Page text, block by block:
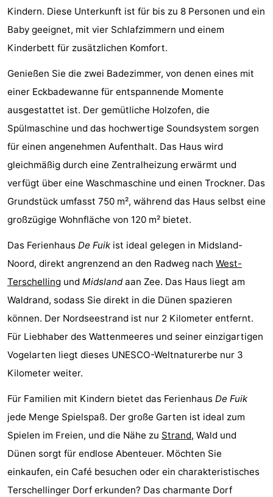
West
Résidence
Terschelling
-
Strandappartementen
West
Terschelling
-
Tjermelân
Campingplätze
Ferienhäuser
-
De
Riesen
-
Elements
-
Schuttersbos
-
Zimmer
Frühstück)
Lastminutes
Strand
&
tun
-
Museen
-
Kirchen
-
Kindern. Diese Unterkunft ist für bis zu 8 Personen und ein
Baby geeignet, mit vier Schlafzimmern und einem
Kinderbett für zusätzlichen Komfort.
Genießen Sie die zwei Badezimmer, von denen eines mit
einer Eckbadewanne für entspannende Momente
ausgestattet ist. Der gemütliche Holzofen, die
Spülmaschine und das hochwertige Soundsystem sorgen
für einen angenehmen Aufenthalt. Das Haus wird
gleichmäßig durch eine Zentralheizung erwärmt und
verfügt über eine Waschmaschine und einen Trockner. Das
Grundstück umfasst 750 m², während das Haus selbst eine
großzügige Wohnfläche von 120 m² bietet.
Das Ferienhaus De Fuik ist ideal gelegen in Midsland-
Noord, direkt angrenzend an den Radweg nach West-
Terschelling und Midslandaan Zee. Das Haus liegt am
Waldrand, sodass Sie direkt in die Dünen spazieren
können. Der Nordseestrand ist nur 2 Kilometer entfernt.
Für Liebhaber des Wattenmeeres und seiner einzigartigen
Vogelarten liegt dieses UNESCO-Weltnaturerbe nur 3
Kilometer weiter.
Für Familien mit Kindern bietet das Ferienhaus De Fuik
jede Menge Spielspaß. Der große Garten ist ideal zum
Spielen im Freien, und die Nähe zu Strand, Wald und
Dünen sorgt für endlose Abenteuer. Möchten Sie
einkaufen, ein Café besuchen oder ein charakteristisches
Terschellinger Dorf erkunden? Das charmante Dorf